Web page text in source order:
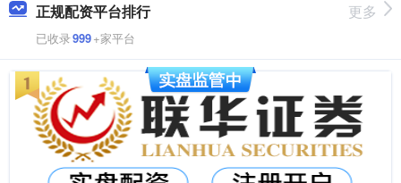
正规配资平台排行
已收录999+家平台
更多